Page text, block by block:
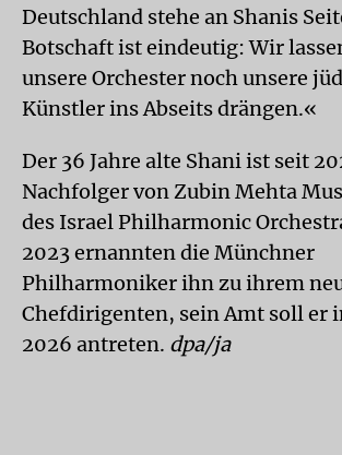
Deutschland stehe an Shanis
Botschaft ist eindeutig: Wir
unsere Orchester noch unsere
Künstler ins Abseits drängen.«
Der 36 Jahre alte Shani ist seit
Nachfolger von Zubin Mehta
des Israel Philharmonic
2023 ernannten die Münchner
Philharmoniker ihn zu ihrem
Chefdirigenten, sein Amt soll er
2026 antreten. dpa/ja